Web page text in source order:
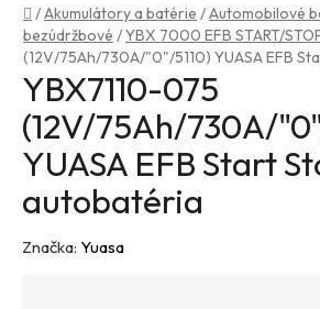
Domov
/Akumulátory a batérie /Automobilové
bezúdržbové /YBX 7000 EFB START/
(12V/75Ah/730A/"0"/5110) YUASA EFB
YBX7110-075
(12V/75Ah/730A/
YUASA EFB Start
autobatéria
Značka: Yuasa